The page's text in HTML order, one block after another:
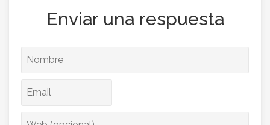
Enviar una respuesta